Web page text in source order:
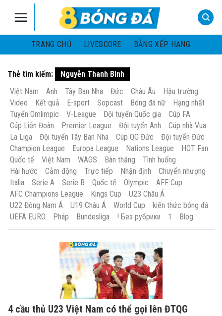
TRANG CHỦ
LIVESCORE BẢNG XẾP HẠNG
Thẻ tìm kiếm:
Nguyễn Thanh Bình
Việt Nam
Anh Tây Ban Nha Đức Châu Âu
Hậu trường
Video
Kết quả E-sport Sopcast Bóng đá nữ
Hạng nhất
Tuyển Omlimpic
V-League Đội tuyển Quốc gia
Cúp FA
Cúp Liên Đoàn
Premier League Đội tuyển Anh
Cúp nhà Vua
La Liga
Đội tuyển Tây Ban Nha Cúp QG Đức
Đội tuyển Đức
Champion League
Europa League Nations League
HOT Fan
Quốc tế
Việt Nam WAGS Bàn thắng
Tình huống
Hài hước
Cảm động Trực tiếp Nhận định
Chuyển nhượng
Italia
Serie A Serie B Quốc tế Olympic
AFF Cup
AFC Champions League
Kings Cup
U23 Châu Á
U22 Đông Nam Á
U19 Châu Á World Cup
kiến thức bóng đá
UEFA EURO
Pháp Bundesliga ! Без рубрики 1 Blog
4 cầu thủ U23 Việt Nam có thể gọi lên ĐTQG